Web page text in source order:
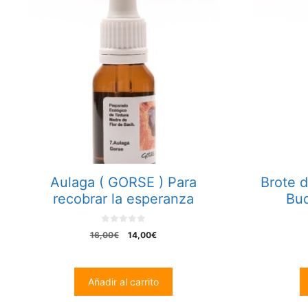
Aulaga ( GORSE ) Para
recobrar la esperanza
0
o
5
16,00€
El
16,00€.
14,00€El
14,00€.
Añadir al carrito
Brote